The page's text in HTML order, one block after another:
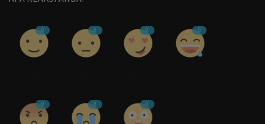
0 0 0 0
0 0 0